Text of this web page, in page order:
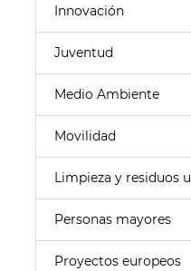
Innovación
Juventud
Medio Ambiente
Movilidad
Limpieza y residuos
Personas mayores
Proyectos europeos